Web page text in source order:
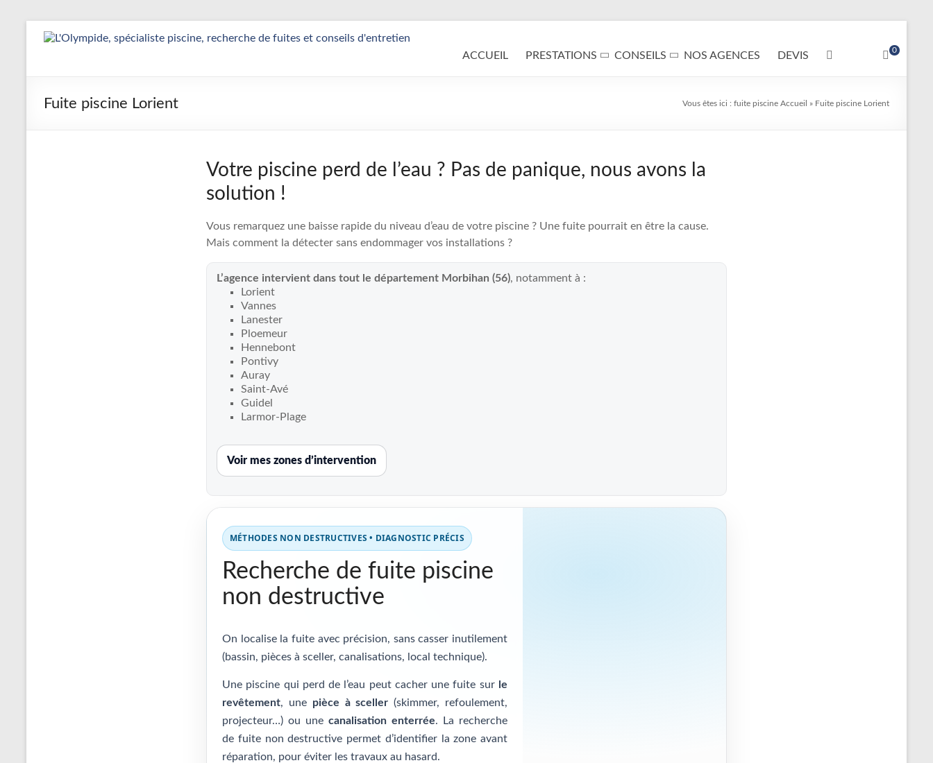
Détection
Réparation
0
ACCUEIL PRESTATIONS CONSEILS NOS AGENCES DEVIS
Fuite piscine Lorient Vous êtes ici : fuite piscine Accueil » Fuite piscine Lorient
Votre piscine perd de l’eau ? Pas de panique, nous avons la
solution !
Vous remarquez une baisse rapide du niveau d’eau de votre piscine ? Une fuite pourrait en être la cause.
Mais comment la détecter sans endommager vos installations ?
L’agence intervient dans tout le département Morbihan (56), notamment à :
Lorient
Vannes
Lanester
Ploemeur
Hennebont
Pontivy
Auray
Saint-Avé
Guidel
Larmor-Plage
Voir mes zones d’intervention
MÉTHODES NON DESTRUCTIVES • DIAGNOSTIC PRÉCIS
Recherche de fuite piscine
non destructive
On localise la fuite avec précision, sans casser inutilement
(bassin, pièces à sceller, canalisations, local technique).
Une piscine qui perd de l’eau peut cacher une fuite sur le
revêtement, une pièce à sceller (skimmer, refoulement,
projecteur…) ou une canalisation enterrée. La recherche
de fuite non destructive permet d’identifier la zone avant
réparation, pour éviter les travaux au hasard.